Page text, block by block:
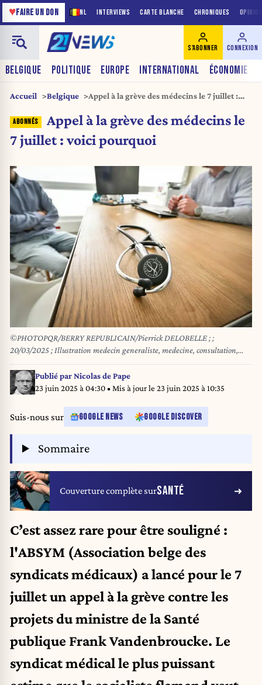
NL INTERVIEWS CARTE BLANCHE CHRONIQUES
♥FAIRE UN DON
BELGIQUE POLITIQUE EUROPE INTERNATIONAL ÉCONOMIE
S'ABONNER CONNEXION
Accueil Belgique
Appel à la grève des médecins le 7 juillet :
Appel à la grève des médecins le
7 juillet : voici pourquoi
©PHOTOPQR/BERRY REPUBLICAIN/Pierrick DELOBELLE ; ;
20/03/2025 ; Illustration medecin generaliste, medecine, consultation,
stethoscope, tension, examen medical, deserts medicaux, le 18.03/2025 a
Saint Florent sur Cher, photos
Publié parNicolas de Pape
23 juin 2025 à 04:30• Mis à jour le 23 juin 2025 à 10:35
Suis-nous sur GOOGLE NEWS GOOGLE DISCOVER
Sommaire
Couverture complète surSANTÉ
C’est assez rare pour être souligné :
l'ABSYM (Association belge des
syndicats médicaux) a lancé pour le 7
juillet un appel à la grève contre les
projets du ministre de la Santé
publique Frank Vandenbroucke. Le
syndicat médical le plus puissant